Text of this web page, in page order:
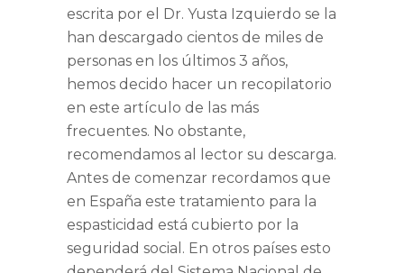
escrita por el Dr. Yusta Izquierdo se la
han descargado cientos de miles de
personas en los últimos 3 años,
hemos decido hacer un recopilatorio
en este artículo de las más
frecuentes. No obstante,
recomendamos al lector su descarga.
Antes de comenzar recordamos que
en España este tratamiento para la
espasticidad está cubierto por la
seguridad social. En otros países esto